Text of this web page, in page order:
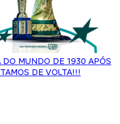
DO MUNDO DE 1930 APÓS
DE VOLTA!!!